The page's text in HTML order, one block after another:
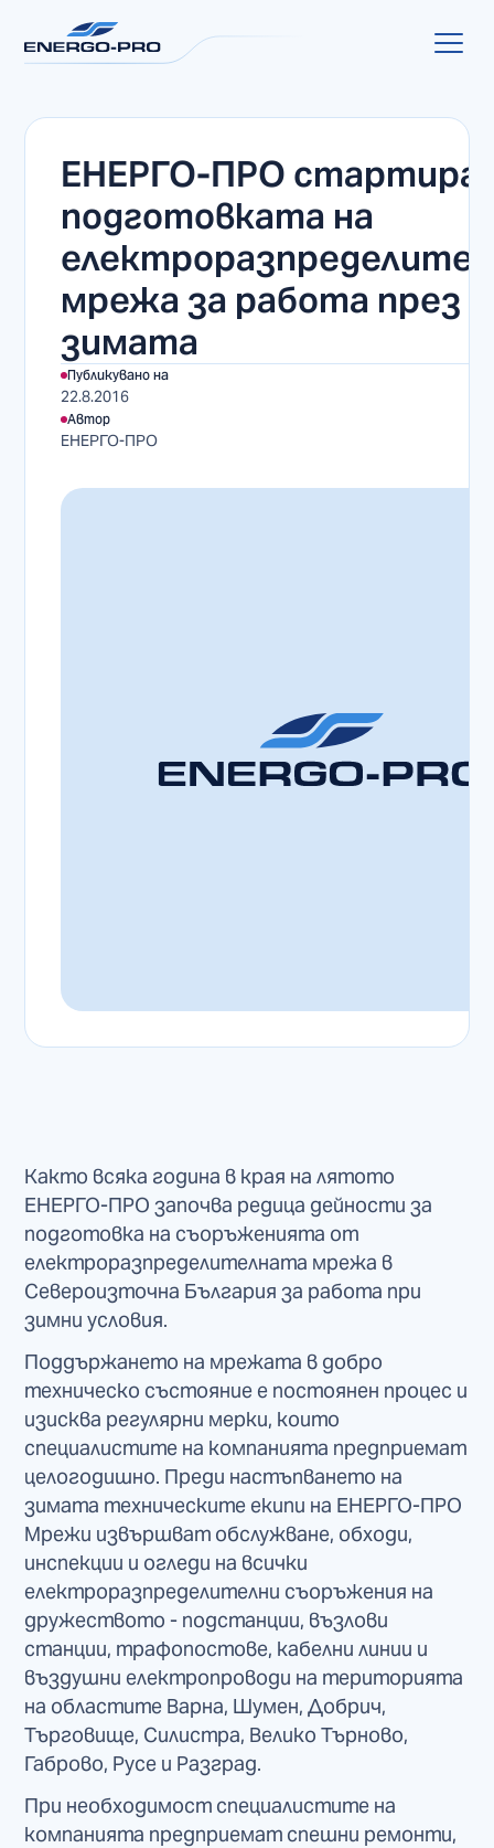
ЕНЕРГО-ПРО стартира
подготовката на
мрежа за работа през
зимата
Публикувано на
22.8.2016
Автор
ЕНЕРГО-ПРО
Както всяка година в края на лятото
ЕНЕРГО-ПРО започва редица дейности за
подготовка на съоръженията от
електроразпределителната мрежа в
Североизточна България за работа при
зимни условия.
Поддържането на мрежата в добро
техническо състояние е постоянен процес и
изисква регулярни мерки, които
специалистите на компанията предприемат
целогодишно. Преди настъпването на
зимата техническите екипи на ЕНЕРГО-ПРО
Мрежи извършват обслужване, обходи,
инспекции и огледи на всички
електроразпределителни съоръжения на
дружеството - подстанции, възлови
станции, трафопостове, кабелни линии и
въздушни електропроводи на територията
на областите Варна, Шумен, Добрич,
Търговище, Силистра, Велико Търново,
Габрово, Русе и Разград.
При необходимост специалистите на
компанията предприемат спешни ремонти,